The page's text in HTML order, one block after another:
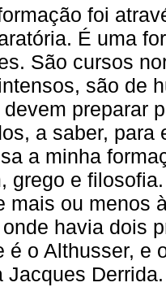
foi
É uma
São cursos
são de
preparar
a saber, para
a minha
grego e
mais ou menos
onde havia dois
é o Althusser, e
Jacques Derrida.